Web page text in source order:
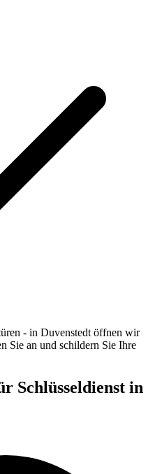
- in Duvenstedt öffnen wir
Sie an und schildern Sie Ihre
Schlüsseldienst in